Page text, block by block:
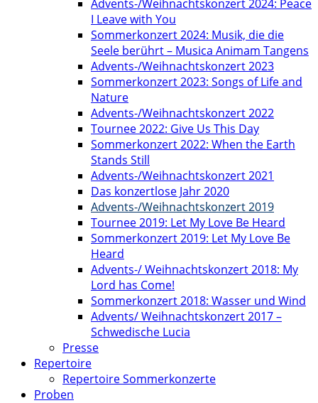
Advents-/Weihnachtskonzert 2024: Peace
I Leave with You
Sommerkonzert 2024: Musik, die die
Seele berührt – Musica Animam Tangens
Advents-/Weihnachtskonzert 2023
Sommerkonzert 2023: Songs of Life and
Nature
Advents-/Weihnachtskonzert 2022
Tournee 2022: Give Us This Day
Sommerkonzert 2022: When the Earth
Stands Still
Advents-/Weihnachtskonzert 2021
Das konzertlose Jahr 2020
Advents-/Weihnachtskonzert 2019
Tournee 2019: Let My Love Be Heard
Sommerkonzert 2019: Let My Love Be
Heard
Advents-/ Weihnachtskonzert 2018: My
Lord has Come!
Sommerkonzert 2018: Wasser und Wind
Advents/ Weihnachtskonzert 2017 –
Schwedische Lucia
Presse
Repertoire
Repertoire Sommerkonzerte
Proben